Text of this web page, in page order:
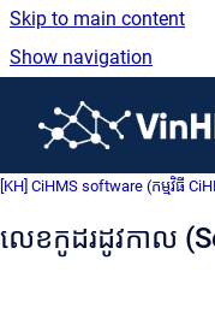
Skip to main content
Show navigation
[KH] CiHMS software (កម្មវិធី
លេខកូដរដូវកាល